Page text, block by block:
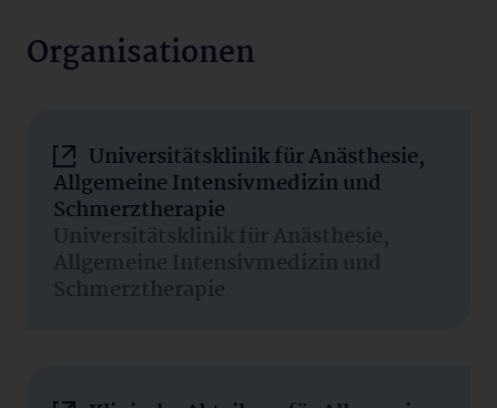
Organisationen
Universitätsklinik für Anästhesie,
Allgemeine Intensivmedizin und
Schmerztherapie
Universitätsklinik für Anästhesie,
Allgemeine Intensivmedizin und
Schmerztherapie